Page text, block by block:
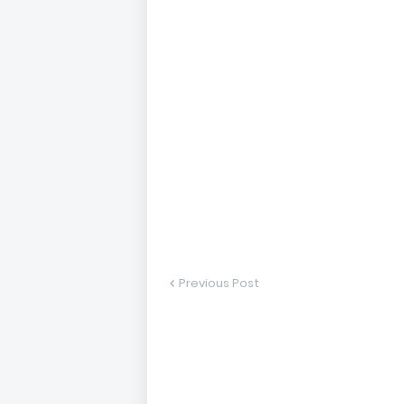
Previous Post